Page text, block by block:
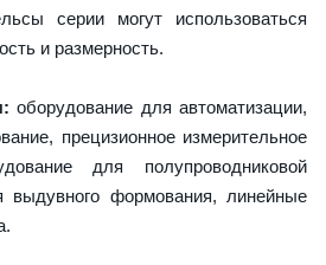
серии могут использоваться
и размерность.
оборудование для автоматизации,
прецизионное измерительное
для полупроводниковой
формования, линейные